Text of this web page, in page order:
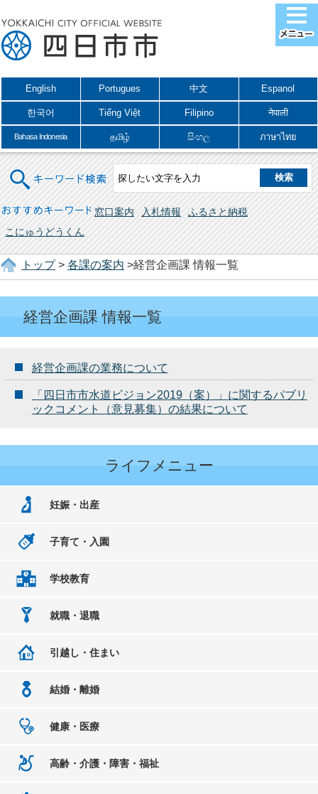
English Portugues 中文 Espanol
한국어 Tiếng Việt Filipino नेपाली
Bahasa Indonesia தமிழ் සිංහල ภาษาไทย
キーワード検索
おすすめキーワード 窓口案内 入札情報
ふるさと納税
こにゅうどうくん
トップ> 各課の案内 >経営企画課 情報一覧
経営企画課 情報一覧
経営企画課の業務について
「四日市市水道ビジョン2019（案）」に関するパブリ
ックコメント（意見募集）の結果について
ライフメニュー
妊娠・出産
子育て・入園
学校教育
就職・退職
引越し・住まい
結婚・離婚
健康・医療
高齢・介護・障害・福祉